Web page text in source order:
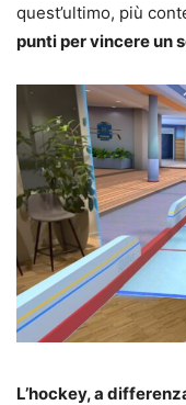
quest’ultimo, più
punti per vincere un
L’hockey, a